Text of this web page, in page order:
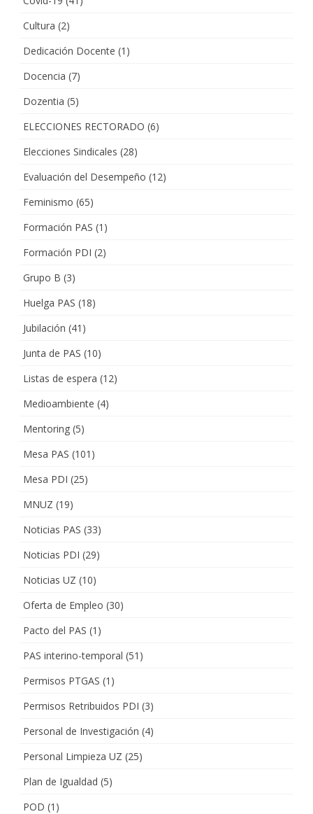
Cultura (2)
Dedicación Docente (1)
Docencia (7)
Dozentia (5)
ELECCIONES RECTORADO (6)
Elecciones Sindicales (28)
Evaluación del Desempeño (12)
Feminismo (65)
Formación PAS (1)
Formación PDI (2)
Grupo B (3)
Huelga PAS (18)
Jubilación (41)
Junta de PAS (10)
Listas de espera (12)
Medioambiente (4)
Mentoring (5)
Mesa PAS (101)
Mesa PDI (25)
MNUZ (19)
Noticias PAS (33)
Noticias PDI (29)
Noticias UZ (10)
Oferta de Empleo (30)
Pacto del PAS (1)
PAS interino-temporal (51)
Permisos PTGAS (1)
Permisos Retribuidos PDI (3)
Personal de Investigación (4)
Personal Limpieza UZ (25)
Plan de Igualdad (5)
POD (1)